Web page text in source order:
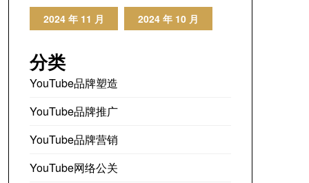
2024 年 11 月 2024 年 10 月
分类
YouTube品牌塑造
YouTube品牌推广
YouTube品牌营销
YouTube网络公关